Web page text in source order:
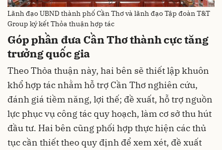
Lãnh đạo UBND thành phố Cần Thơ và lãnh đạo Tập đoàn T&T
Group ký kết Thỏa thuận hợp tác
Góp phần đưa Cần Thơ thành cực tăng
trưởng quốc gia
Theo Thỏa thuận này, hai bên sẽ thiết lập khuôn
khổ hợp tác nhằm hỗ trợ Cần Thơ nghiên cứu,
đánh giá tiềm năng, lợi thế; đề xuất, hỗ trợ nguồn
lực phục vụ công tác quy hoạch, làm cơ sở thu hút
đầu tư. Hai bên cũng phối hợp thực hiện các thủ
tục cần thiết theo quy định để xem xét, đề xuất